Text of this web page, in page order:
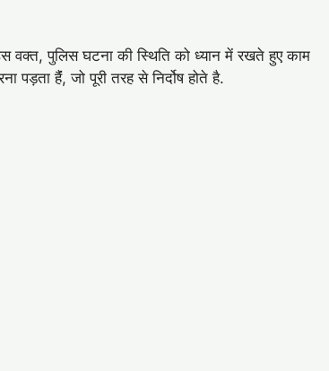
वक्त, पुलिस घटना की स्थिति को ध्यान में रखते हुए काम
हैंं, जो पूरी तरह से निर्दोष होते है.